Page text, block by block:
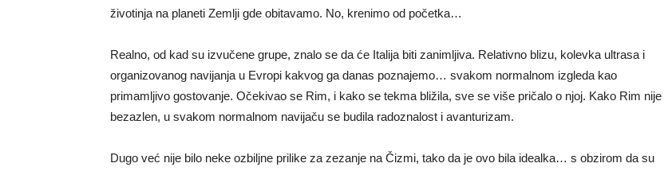
životinja na planeti Zemlji gde obitavamo. No, krenimo od početka…
Realno, od kad su izvučene grupe, znalo se da će Italija biti zanimljiva. Relativno blizu, kolevka ultrasa i
organizovanog navijanja u Evropi kakvog ga danas poznajemo… svakom normalnom izgleda kao
primamljivo gostovanje. Očekivao se Rim, i kako se tekma bližila, sve se više pričalo o njoj. Kako Rim nije
bezazlen, u svakom normalnom navijaču se budila radoznalost i avanturizam.
Dugo već nije bilo neke ozbiljne prilike za zezanje na Čizmi, tako da je ovo bila idealka… s obzirom da su